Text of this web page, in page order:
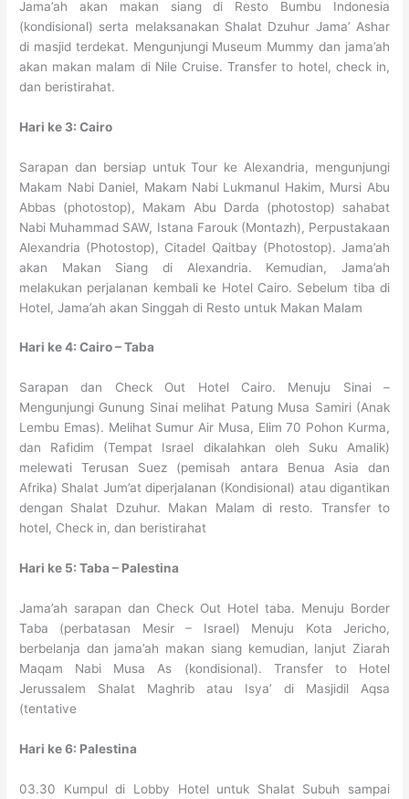
Jama’ah akan makan siang di Resto Bumbu Indonesia
(kondisional) serta melaksanakan Shalat Dzuhur Jama’ Ashar
di masjid terdekat. Mengunjungi Museum Mummy dan jama’ah
akan makan malam di Nile Cruise. Transfer to hotel, check in,
dan beristirahat.
Hari ke 3: Cairo
Sarapan dan bersiap untuk Tour ke Alexandria, mengunjungi
Makam Nabi Daniel, Makam Nabi Lukmanul Hakim, Mursi Abu
Abbas (photostop), Makam Abu Darda (photostop) sahabat
Nabi Muhammad SAW, Istana Farouk (Montazh), Perpustakaan
Alexandria (Photostop), Citadel Qaitbay (Photostop). Jama’ah
akan Makan Siang di Alexandria. Kemudian, Jama’ah
melakukan perjalanan kembali ke Hotel Cairo. Sebelum tiba di
Hotel, Jama’ah akan Singgah di Resto untuk Makan Malam
Hari ke 4: Cairo – Taba
Sarapan dan Check Out Hotel Cairo. Menuju Sinai –
Mengunjungi Gunung Sinai melihat Patung Musa Samiri (Anak
Lembu Emas). Melihat Sumur Air Musa, Elim 70 Pohon Kurma,
dan Rafidim (Tempat Israel dikalahkan oleh Suku Amalik)
melewati Terusan Suez (pemisah antara Benua Asia dan
Afrika) Shalat Jum’at diperjalanan (Kondisional) atau digantikan
dengan Shalat Dzuhur. Makan Malam di resto. Transfer to
hotel, Check in, dan beristirahat
Hari ke 5: Taba – Palestina
Jama’ah sarapan dan Check Out Hotel taba. Menuju Border
Taba (perbatasan Mesir – Israel) Menuju Kota Jericho,
berbelanja dan jama’ah makan siang kemudian, lanjut Ziarah
Maqam Nabi Musa As (kondisional). Transfer to Hotel
Jerussalem Shalat Maghrib atau Isya’ di Masjidil Aqsa
(tentative
Hari ke 6: Palestina
03.30 Kumpul di Lobby Hotel untuk Shalat Subuh sampai